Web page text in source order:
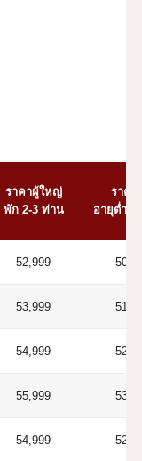
ราคาผู้ใหญ่
พัก 2-3 ท่าน
ราคา
อายุต่ำก
52,999
53,999
54,999
55,999
54,999